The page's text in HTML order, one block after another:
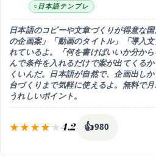
得意なこと
動画から運用文章を自動生成・Studio反
使い方
Web・動画をアップして自動生成
料金の内訳
7日無料体験 / Starter 月19.99ドル（年
Professional 月49.99ドル / Teams 月
おすすめ用途
日本語テンプレ
日本語のコピーや文章づくりが得意な
の企画案」「動画のタイトル」「導入
れているよ。「何を書けばいいか分か
んで条件を入れるだけで案が出てくる
くいんだ。日本語が自然で、企画出し
台づくりまで気軽に使えるよ。無料で
うれしいポイント。
4.2 👍980
料金